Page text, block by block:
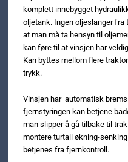
komplett innebygget
oljetank. Ingen oljeslanger fra
at man må ta hensyn til
kan føre til at vinsjen har
Kan byttes mellom flere
trykk.
Vinsjen har automatisk
fjernstyringen kan betjene
man slipper å gå tilbake til
montere turtall økning-
betjenes fra fjernkontroll.